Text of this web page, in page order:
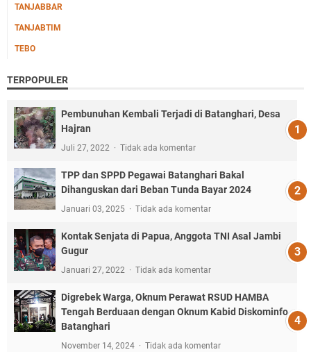
TANJABBAR
TANJABTIM
TEBO
TERPOPULER
Pembunuhan Kembali Terjadi di Batanghari, Desa
Hajran
Juli 27, 2022 Tidak ada komentar
TPP dan SPPD Pegawai Batanghari Bakal
Dihanguskan dari Beban Tunda Bayar 2024
Januari 03, 2025 Tidak ada komentar
Kontak Senjata di Papua, Anggota TNI Asal Jambi
Gugur
Januari 27, 2022 Tidak ada komentar
Digrebek Warga, Oknum Perawat RSUD HAMBA
Tengah Berduaan dengan Oknum Kabid Diskominfo
Batanghari
November 14, 2024 Tidak ada komentar